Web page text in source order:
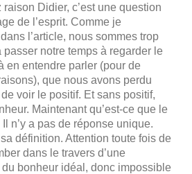
raison Didier, c’est une question
de l’esprit. Comme je
dans l’article, nous sommes trop
passer notre temps à regarder le
en entendre parler (pour de
que nous avons perdu
de voir le positif. Et sans positif,
Maintenant qu’est-ce que le
n’y a pas de réponse unique.
définition. Attention toute fois de
dans le travers d’une
bonheur idéal, donc impossible